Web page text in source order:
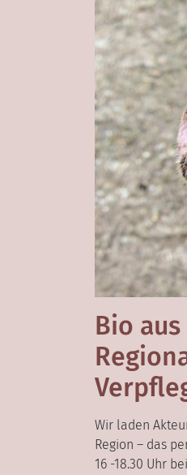
Bio
Wir laden
Region – das
16 -18.30 Uhr